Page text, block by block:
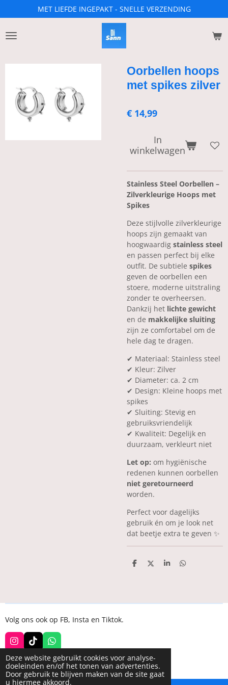
Deze website gebruikt cookies voor analyse-
doeleinden en/of het tonen van advertenties.
Door gebruik te blijven maken van de site gaat
u hiermee akkoord.
direct
naar
de
MET LIEFDE INGEPAKT - SNELLE VERZENDING
Oorbellen hoops
met spikes zilver
€ 14,99
In
winkelwagen
Stainless Steel Oorbellen –
Zilverkleurige Hoops met
Spikes
Deze stijlvolle zilverkleurige
hoops zijn gemaakt van
hoogwaardig stainless steel
en passen perfect bij elke
outfit. De subtiele spikes
geven de oorbellen een
stoere, moderne uitstraling
zonder te overheersen.
Dankzij het lichte gewicht
en de makkelijke sluiting
zijn ze comfortabel om de
hele dag te dragen.
✔ Materiaal: Stainless steel
✔ Kleur: Zilver
✔ Diameter: ca. 2 cm
✔ Design: Kleine hoops met
spikes
✔ Sluiting: Stevig en
gebruiksvriendelijk
✔ Kwaliteit: Degelijk en
duurzaam, verkleurt niet
Let op: om hygiënische
redenen kunnen oorbellen
niet geretourneerd
worden.
Perfect voor dagelijks
gebruik én om je look net
dat beetje extra te geven ✨
D
D
S
D
Volg ons ook op FB, Insta en Tiktok.
I
s
t
a
T
k
T
o
W
a
t
s
© 2022 - 2026 Disann